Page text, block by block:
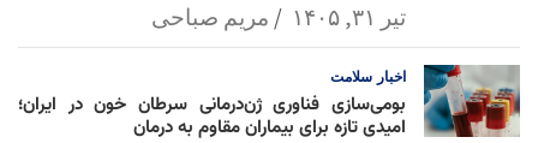
تیر ۳۱, ۱۴۰۵ مریم صباحی
اخبار سلامت
بومی‌سازی فناوری ژن‌درمانی سرطان خون در ایران؛
امیدی تازه برای بیماران مقاوم به درمان